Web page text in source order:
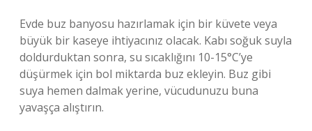
Evde buz banyosu hazırlamak için bir küvete veya
büyük bir kaseye ihtiyacınız olacak. Kabı soğuk suyla
doldurduktan sonra, su sıcaklığını 10-15°C’ye
düşürmek için bol miktarda buz ekleyin. Buz gibi
suya hemen dalmak yerine, vücudunuzu buna
yavaşça alıştırın.